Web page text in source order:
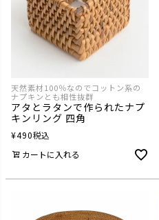
天然素材100％なのでコットン系の
ナプキンとも相性抜群
アタとラタンで作られたナプ
キンリング 四角
¥490税込
カートに入れる